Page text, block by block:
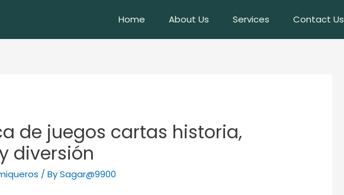
Home About Us Services Contact Us
de juegos cartas historia,
diversión
/ BySagar@9900